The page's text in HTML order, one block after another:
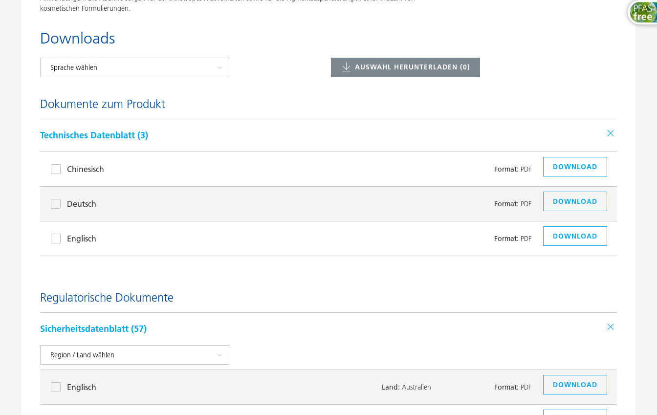
kosmetischen Formulierungen.
Downloads
AUSWAHL HERUNTERLADEN (0)
Dokumente zum Produkt
Technisches Datenblatt (3)
Chinesisch Format: PDF DOWNLOAD
Deutsch Format: PDF DOWNLOAD
Englisch Format: PDF DOWNLOAD
Regulatorische Dokumente
Sicherheitsdatenblatt (57)
Englisch Land: Australien Format: PDF DOWNLOAD